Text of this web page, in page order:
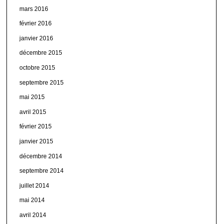
mars 2016
février 2016
janvier 2016
décembre 2015
octobre 2015
septembre 2015
mai 2015
avril 2015
février 2015
janvier 2015
décembre 2014
septembre 2014
juillet 2014
mai 2014
avril 2014